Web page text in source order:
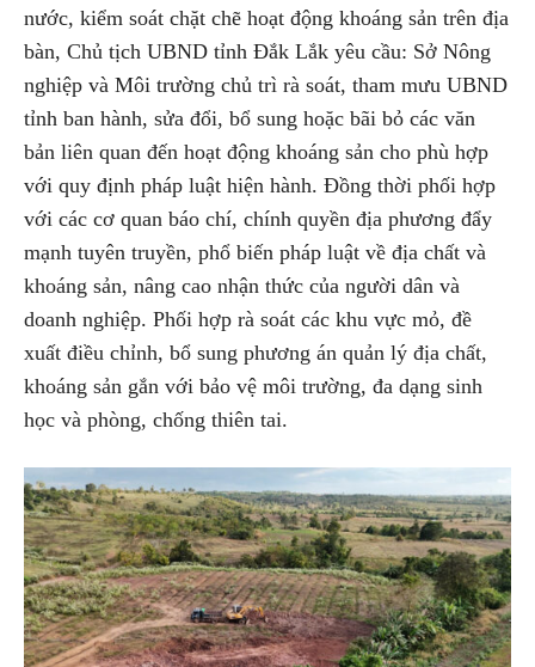
nước, kiểm soát chặt chẽ hoạt động khoáng sản trên địa
bàn, Chủ tịch UBND tỉnh Đắk Lắk yêu cầu: Sở Nông
nghiệp và Môi trường chủ trì rà soát, tham mưu UBND
tỉnh ban hành, sửa đổi, bổ sung hoặc bãi bỏ các văn
bản liên quan đến hoạt động khoáng sản cho phù hợp
với quy định pháp luật hiện hành. Đồng thời phối hợp
với các cơ quan báo chí, chính quyền địa phương đẩy
mạnh tuyên truyền, phổ biến pháp luật về địa chất và
khoáng sản, nâng cao nhận thức của người dân và
doanh nghiệp. Phối hợp rà soát các khu vực mỏ, đề
xuất điều chỉnh, bổ sung phương án quản lý địa chất,
khoáng sản gắn với bảo vệ môi trường, đa dạng sinh
học và phòng, chống thiên tai.